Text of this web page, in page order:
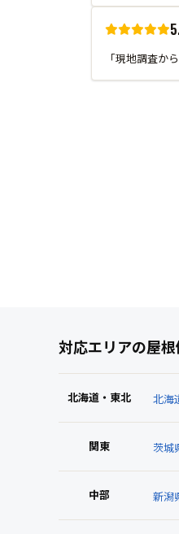
「現地調査か
対応エリアの屋
北海道・東北 北海
関東 茨城
中部 新潟